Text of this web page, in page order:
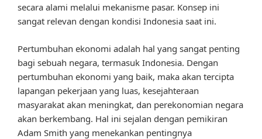
secara alami melalui mekanisme pasar. Konsep ini
sangat relevan dengan kondisi Indonesia saat ini.
Pertumbuhan ekonomi adalah hal yang sangat penting
bagi sebuah negara, termasuk Indonesia. Dengan
pertumbuhan ekonomi yang baik, maka akan tercipta
lapangan pekerjaan yang luas, kesejahteraan
masyarakat akan meningkat, dan perekonomian negara
akan berkembang. Hal ini sejalan dengan pemikiran
Adam Smith yang menekankan pentingnya